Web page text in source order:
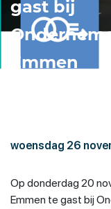
gast bij
Emmen
woensdag 26
Op donderdag 20
Emmen te gast bij